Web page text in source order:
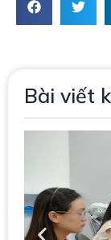
Bài viết